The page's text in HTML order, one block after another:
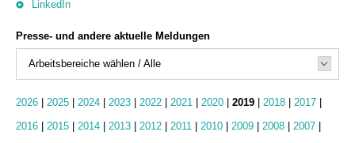
LinkedIn
Presse- und andere aktuelle Meldungen
Arbeitsbereiche wählen / Alle
2026 2025 2024 2023 2022 2021 2020 2019 2018 2017
2016
2015 2014 2013 2012 2011 2010 2009 2008 2007